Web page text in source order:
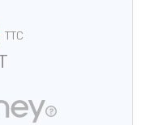
TTC